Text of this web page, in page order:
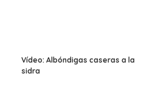
Vídeo: Albóndigas caseras a la
sidra